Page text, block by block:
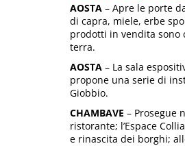
AOSTA – Apre le porte
di capra, miele, erbe
prodotti in vendita sono
terra.
AOSTA – La sala
propone una serie di
Giobbio.
CHAMBAVE – Prosegue
ristorante; l’Espace
e rinascita dei borghi;